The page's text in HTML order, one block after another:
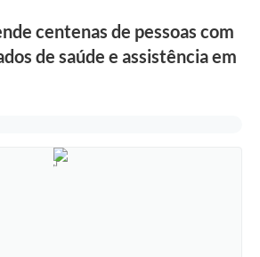
centenas de pessoas com
de saúde e assistência em